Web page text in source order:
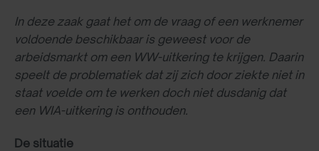
In deze zaak gaat het om de vraag of een werknemer
voldoende beschikbaar is geweest voor de
arbeidsmarkt om een WW-uitkering te krijgen. Daarin
speelt de problematiek dat zij zich door ziekte niet in
staat voelde om te werken doch niet dusdanig dat
een WIA-uitkering is onthouden.
De situatie